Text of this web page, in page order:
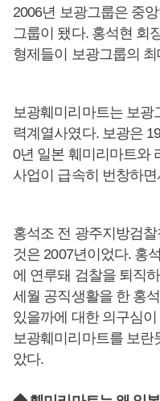
2006년 보광그룹은 중
그룹이 됐다. 홍석현 회
형제들이 보광그룹의
보광훼미리마트는 보광
력계열사였다. 보광은
0년 일본 훼미리마트와
사업이 급속히 번창하
홍석조 전 광주지방검
것은 2007년이었다. 홍
에 연루돼 검찰을 퇴직
세월 공직생활을 한 홍
있을까에 대한 의구심
보광훼미리마트를 보란
았다.